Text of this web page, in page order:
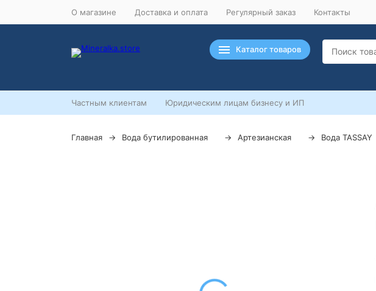
О магазине Доставка и оплата Регулярный заказ Контакты
Каталог товаров
Частным клиентам Юридическим лицам бизнесу и ИП
Главная Вода бутилированная Артезианская Вода TASSAY